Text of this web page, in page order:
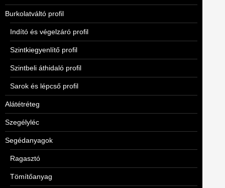
Burkolatváltó profil
Indító és végelzáró profil
Szintkiegyenlítő profil
Szintbeli áthidaló profil
Sarok és lépcső profil
Alátétréteg
Szegélyléc
Segédanyagok
Ragasztó
Tömítőanyag